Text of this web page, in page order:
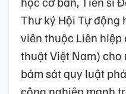
Thư ký Hội Tự động
viên thuộc Liên hiệp
thuật Việt Nam) cho
bám sát quy luật